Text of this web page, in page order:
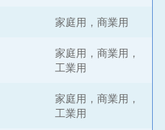
家庭用，商業用
家庭用，商業用，
工業用
家庭用，商業用，
工業用